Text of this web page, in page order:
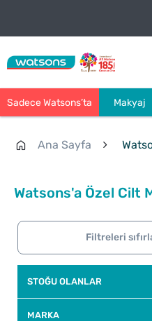
Sadece Watsons’ta Makyaj
Ana Sayfa
Watsons'a Özel Cilt
Filtreleri
STOĞU OLANLAR
MARKA